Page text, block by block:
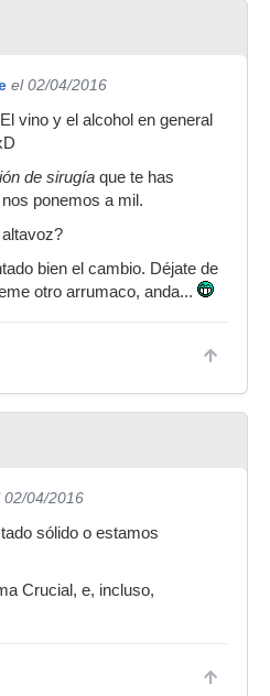
el 02/04/2016
vino y el alcohol en general
de sirugía que te has
ponemos a mil.
bien el cambio. Déjate de
otro arrumaco, anda...
02/04/2016
sólido o estamos
Crucial, e, incluso,